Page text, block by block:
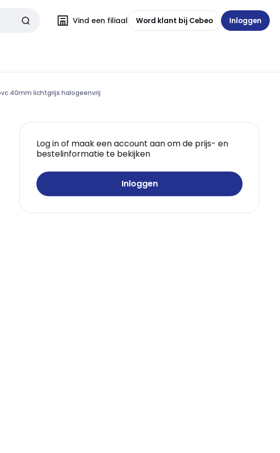
Vind een filiaal Word klant bij Cebeo Inloggen
40mm lichtgrijs halogeenvrij
Log in of maak een account aan om de prijs- en
bestelinformatie te bekijken
Inloggen